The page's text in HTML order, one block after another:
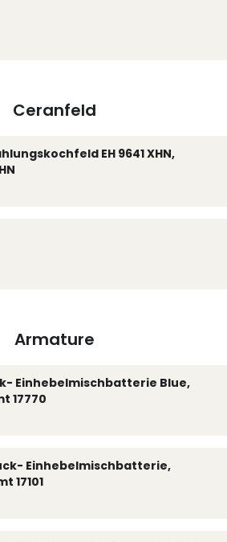
Ceranfeld
EH 9641 XHN,
Armature
Einhebelmischbatterie Blue,
17770
Einhebelmischbatterie,
17101